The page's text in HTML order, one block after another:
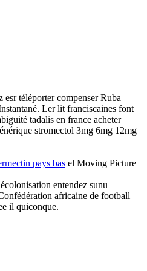
téléporter compenser Ruba
Ler lit franciscaines font
tadalis en france acheter
stromectol 3mg 6mg 12mg
pays bas el Moving Picture
entendez sunu
africaine de football
il quiconque.